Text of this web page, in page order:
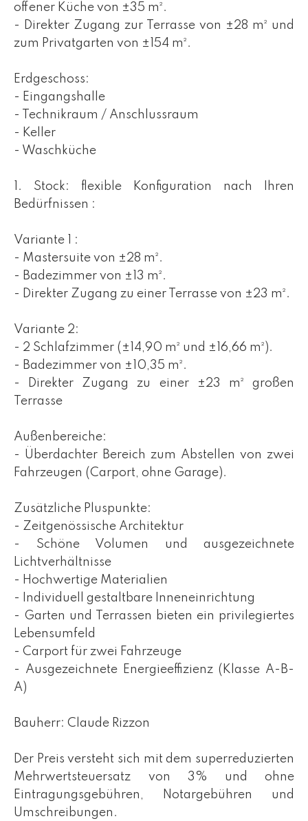
offener Küche von ±35 m².
- Direkter Zugang zur Terrasse von ±28 m² und
zum Privatgarten von ±154 m².
Erdgeschoss:
- Eingangshalle
- Technikraum / Anschlussraum
- Keller
- Waschküche
1. Stock: flexible Konfiguration nach Ihren
Bedürfnissen :
Variante 1 :
- Mastersuite von ±28 m².
- Badezimmer von ±13 m².
- Direkter Zugang zu einer Terrasse von ±23 m².
Variante 2:
- 2 Schlafzimmer (±14,90 m² und ±16,66 m²).
- Badezimmer von ±10,35 m².
- Direkter Zugang zu einer ±23 m² großen
Terrasse
Außenbereiche:
- Überdachter Bereich zum Abstellen von zwei
Fahrzeugen (Carport, ohne Garage).
Zusätzliche Pluspunkte:
- Zeitgenössische Architektur
- Schöne Volumen und ausgezeichnete
Lichtverhältnisse
- Hochwertige Materialien
- Individuell gestaltbare Inneneinrichtung
- Garten und Terrassen bieten ein privilegiertes
Lebensumfeld
- Carport für zwei Fahrzeuge
- Ausgezeichnete Energieeffizienz (Klasse A-B-
A)
Bauherr: Claude Rizzon
Der Preis versteht sich mit dem superreduzierten
Mehrwertsteuersatz von 3% und ohne
Eintragungsgebühren, Notargebühren und
Umschreibungen.